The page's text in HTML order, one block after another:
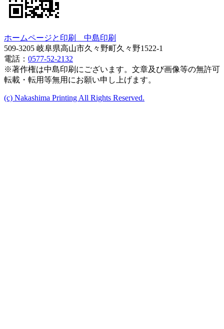
ホームページと印刷 中島印刷
509-3205 岐阜県高山市久々野町久々野1522-1
電話： 0577-52-2132
※著作権は中島印刷にございます。文章及び画像等の無許可
転載・転用等無用にお願い申し上げます。
(c) Nakashima Printing All Rights Reserved.